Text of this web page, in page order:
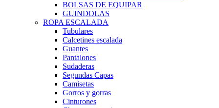
BOLSAS DE EQUIPAR
GUINDOLAS
ROPA ESCALADA
Tubulares
Calcetines escalada
Guantes
Pantalones
Sudaderas
Segundas Capas
Camisetas
Gorros y gorras
Cinturones